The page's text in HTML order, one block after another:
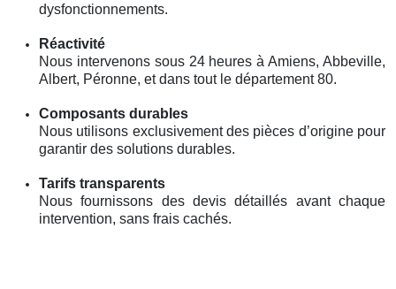
dysfonctionnements.
Réactivité
Nous intervenons sous 24 heures à Amiens, Abbeville,
Albert, Péronne, et dans tout le département 80.
Composants durables
Nous utilisons exclusivement des pièces d’origine pour
garantir des solutions durables.
Tarifs transparents
Nous fournissons des devis détaillés avant chaque
intervention, sans frais cachés.